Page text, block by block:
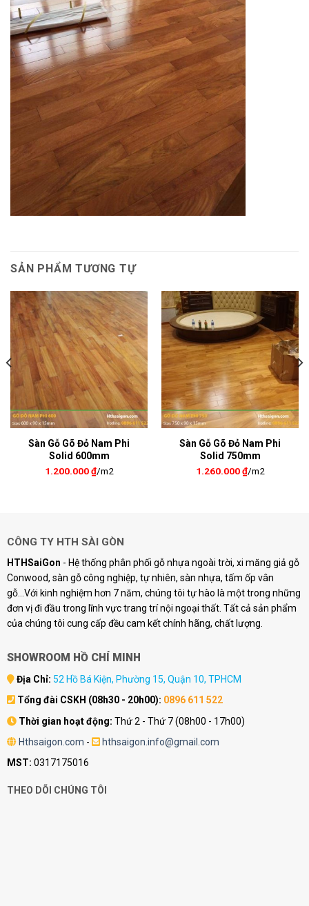
SẢN PHẨM TƯƠNG TỰ
Sàn Gỗ Gõ Đỏ Nam Phi
Solid 600mm
1.200.000₫/m2
Sàn Gỗ Gõ Đỏ Nam Phi
Solid 750mm
1.260.000₫/m2
CÔNG TY HTH SÀI GÒN
HTHSaiGon - Hệ thống phân phối gỗ nhựa ngoài trời, xi măng giả gỗ
Conwood, sàn gỗ công nghiệp, tự nhiên, sàn nhựa, tấm ốp vân
gỗ...Với kinh nghiệm hơn 7 năm, chúng tôi tự hào là một trong những
đơn vị đi đầu trong lĩnh vực trang trí nội ngoại thất. Tất cả sản phẩm
của chúng tôi cung cấp đều cam kết chính hãng, chất lượng.
SHOWROOM HỒ CHÍ MINH
Địa Chỉ: 52 Hồ Bá Kiện, Phường 15, Quận 10, TPHCM
Tổng đài CSKH (08h30 - 20h00): 0896 611 522
Thời gian hoạt động: Thứ 2 - Thứ 7 (08h00 - 17h00)
Hthsaigon.com -
hthsaigon.info@gmail.com
MST: 0317175016
THEO DÕI CHÚNG TÔI